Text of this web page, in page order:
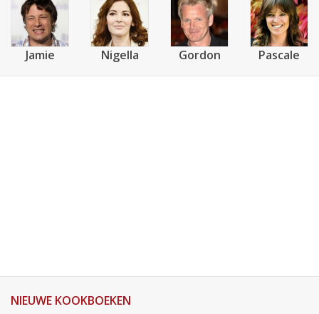
Jamie Nigella Gordon Pascale
NIEUWE KOOKBOEKEN